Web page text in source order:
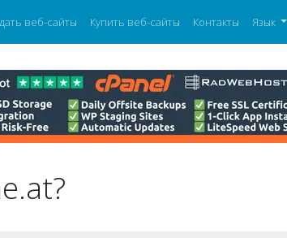
веб-сайты Купить веб-сайты Контакты Язык